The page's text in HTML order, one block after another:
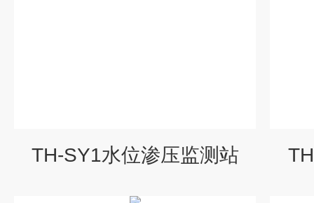
TH-SY1水位渗压监测站